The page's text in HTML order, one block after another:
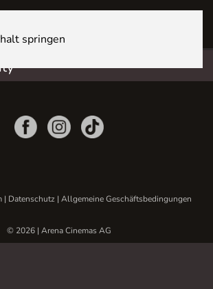
springen
| Datenschutz | Allgemeine Geschäftsbedingungen
© 2026 | Arena Cinemas AG